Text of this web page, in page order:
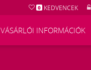
0 KEDVENCEK
VÁSÁRLÓI INFORMÁCIÓK